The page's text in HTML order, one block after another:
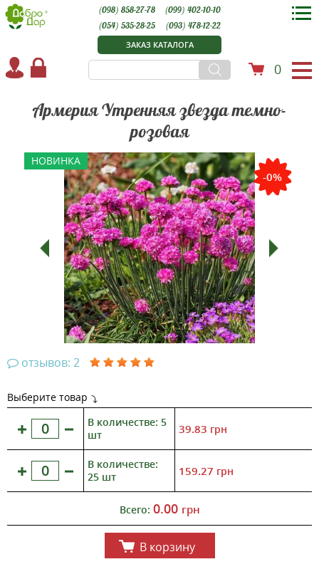
ЗАКАЗ КАТАЛОГА
0
(098) 858-27-78
(099) 402-10-10
(054) 535-28-25
(093) 478-12-22
Армерия Утренняя звезда темно-
розовая
НОВИНКА
-0%
отзывов: 2
Выберите товар
В количестве: 5
шт
39.83 грн
В количестве:
25 шт
159.27 грн
Всего: 0.00 грн
В корзину